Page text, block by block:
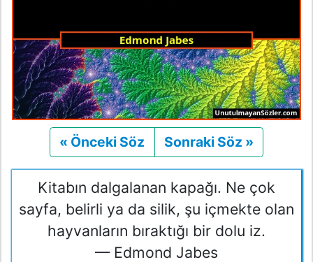
« Önceki Söz Önceki
Sonraki Söz »
Kitabın dalgalanan kapağı. Ne çok
sayfa, belirli ya da silik, şu içmekte olan
hayvanların bıraktığı bir dolu iz.
— Edmond Jabes